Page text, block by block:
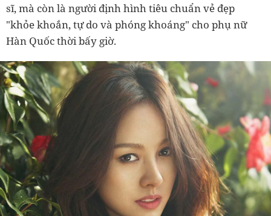
sĩ, mà còn là người định hình tiêu chuẩn vẻ đẹp
"khỏe khoắn, tự do và phóng khoáng" cho phụ nữ
Hàn Quốc thời bấy giờ.